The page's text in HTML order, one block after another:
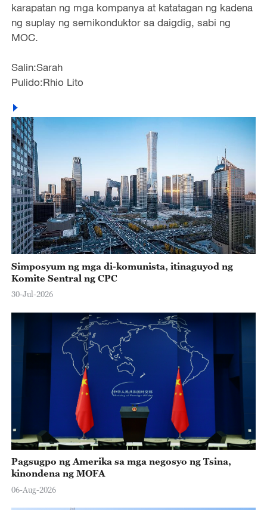
karapatan ng mga kompanya at katatagan ng kadena
ng suplay ng semikonduktor sa daigdig, sabi ng
MOC.
Salin:Sarah
Pulido:Rhio Lito
Simposyum ng mga di-komunista, itinaguyod ng
Komite Sentral ng CPC
30-Jul-2026
Pagsugpo ng Amerika sa mga negosyo ng Tsina,
kinondena ng MOFA
06-Aug-2026